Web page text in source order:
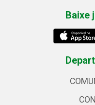
Baixe